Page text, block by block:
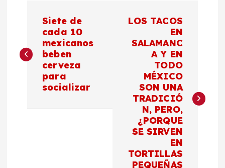
v
Siete de
cada 10
mexicanos
beben
cerveza
para
socializar
LOS TACOS
EN
SALAMANC
A Y EN
TODO
MÉXICO
SON UNA
TRADICIÓ
N, PERO,
¿PORQUE
SE SIRVEN
EN
TORTILLAS
PEQUEÑAS